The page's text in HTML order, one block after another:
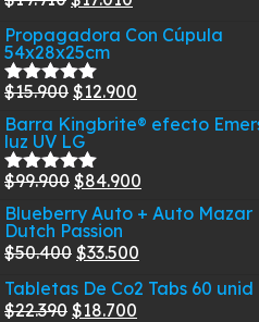
5
precio
original
era:
$19.910.
precio
actual
$17.010.
Propagadora Con Cúpula
54x28x25cm
Valorado
de
5
$15.900 El
precio
original
era:
$12.900
precio
es:
Barra Kingbrite® efecto
luz UV LG
Valorado
5
$99.900 El
precio
original
era:
$99.900.
$84.900
precio
$84.900.
Blueberry Auto + Auto Mazar
Dutch Passion
$50.400 El
precio
original
$33.500
precio
Tabletas De Co2 Tabs 60 unid
$22.390 El
$18.700